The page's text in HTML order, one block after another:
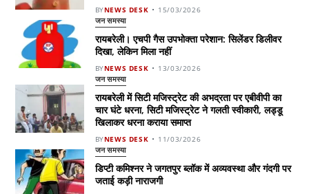
BYNEWS DESK 15/03/2026
जन समस्या
रायबरेली। एचपी गैस उपभोक्ता परेशान: सिलेंडर डिलीवर
दिखा, लेकिन मिला नहीं
BYNEWS DESK 13/03/2026
जन समस्या
रायबरेली में सिटी मजिस्ट्रेट की अभद्रता पर एबीवीपी का
चार घंटे धरना, सिटी मजिस्ट्रेट ने गलती स्वीकारी, लड्डू
खिलाकर धरना कराया समाप्त
BYNEWS DESK 11/03/2026
जन समस्या
डिप्टी कमिश्नर ने जगतपुर ब्लॉक में अव्यवस्था और गंदगी पर
जताई कड़ी नाराजगी